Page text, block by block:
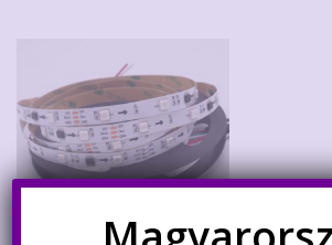
a
termékoldalon
választhatók
ki